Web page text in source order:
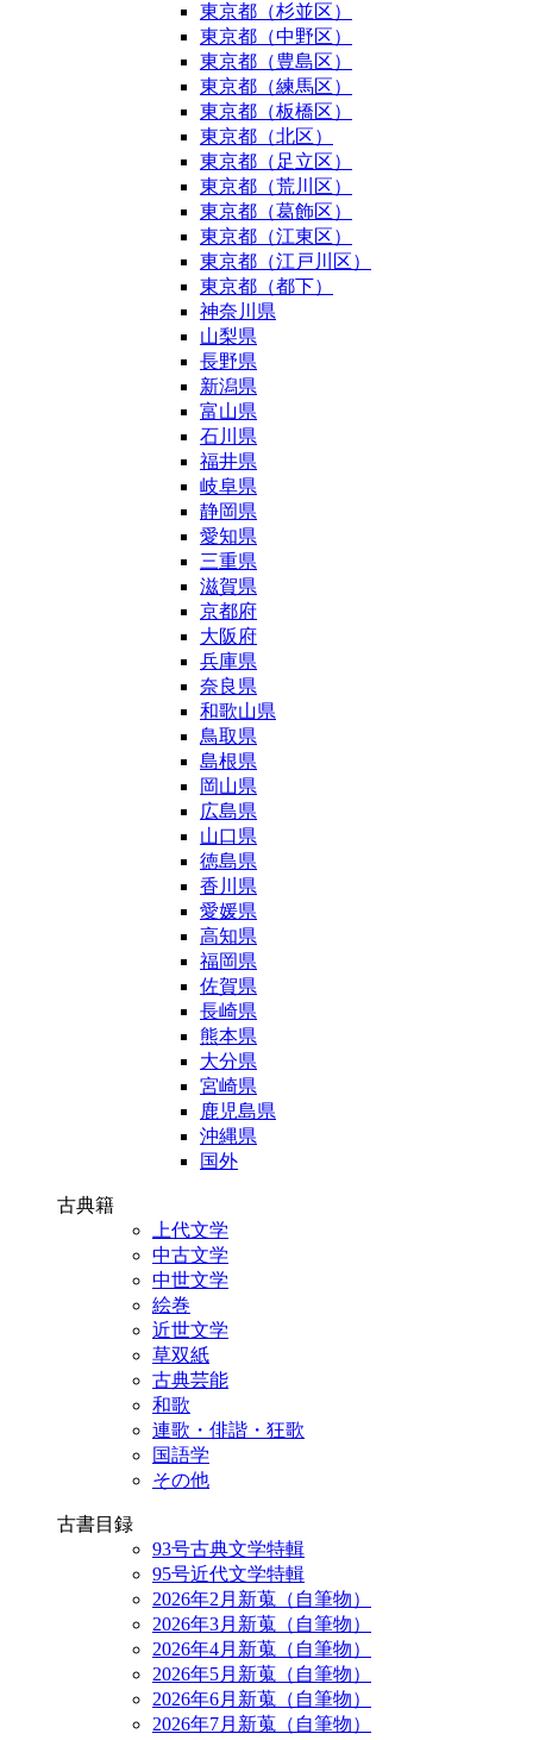
東京都（杉並区）
東京都（中野区）
東京都（豊島区）
東京都（練馬区）
東京都（板橋区）
東京都（北区）
東京都（足立区）
東京都（荒川区）
東京都（葛飾区）
東京都（江東区）
東京都（江戸川区）
東京都（都下）
神奈川県
山梨県
長野県
新潟県
富山県
石川県
福井県
岐阜県
静岡県
愛知県
三重県
滋賀県
京都府
大阪府
兵庫県
奈良県
和歌山県
鳥取県
島根県
岡山県
広島県
山口県
徳島県
香川県
愛媛県
高知県
福岡県
佐賀県
長崎県
熊本県
大分県
宮崎県
鹿児島県
沖縄県
国外
古典籍
上代文学
中古文学
中世文学
絵巻
近世文学
草双紙
古典芸能
和歌
連歌・俳諧・狂歌
国語学
その他
古書目録
93号古典文学特輯
95号近代文学特輯
2026年2月新蒐（自筆物）
2026年3月新蒐（自筆物）
2026年4月新蒐（自筆物）
2026年5月新蒐（自筆物）
2026年6月新蒐（自筆物）
2026年7月新蒐（自筆物）